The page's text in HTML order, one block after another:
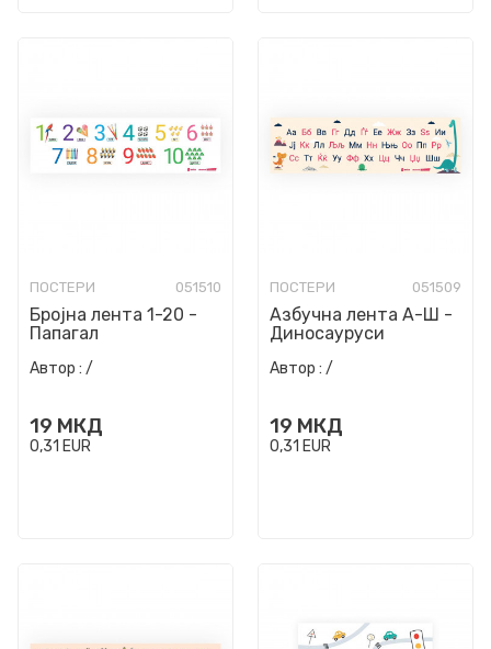
ПОСТЕРИ 051510
Бројна лента 1-20 -
Папагал
Автор : /
19 МКД
0,31 EUR
ПОСТЕРИ 051509
Азбучна лента А-Ш -
Диносауруси
Автор : /
19 МКД
0,31 EUR